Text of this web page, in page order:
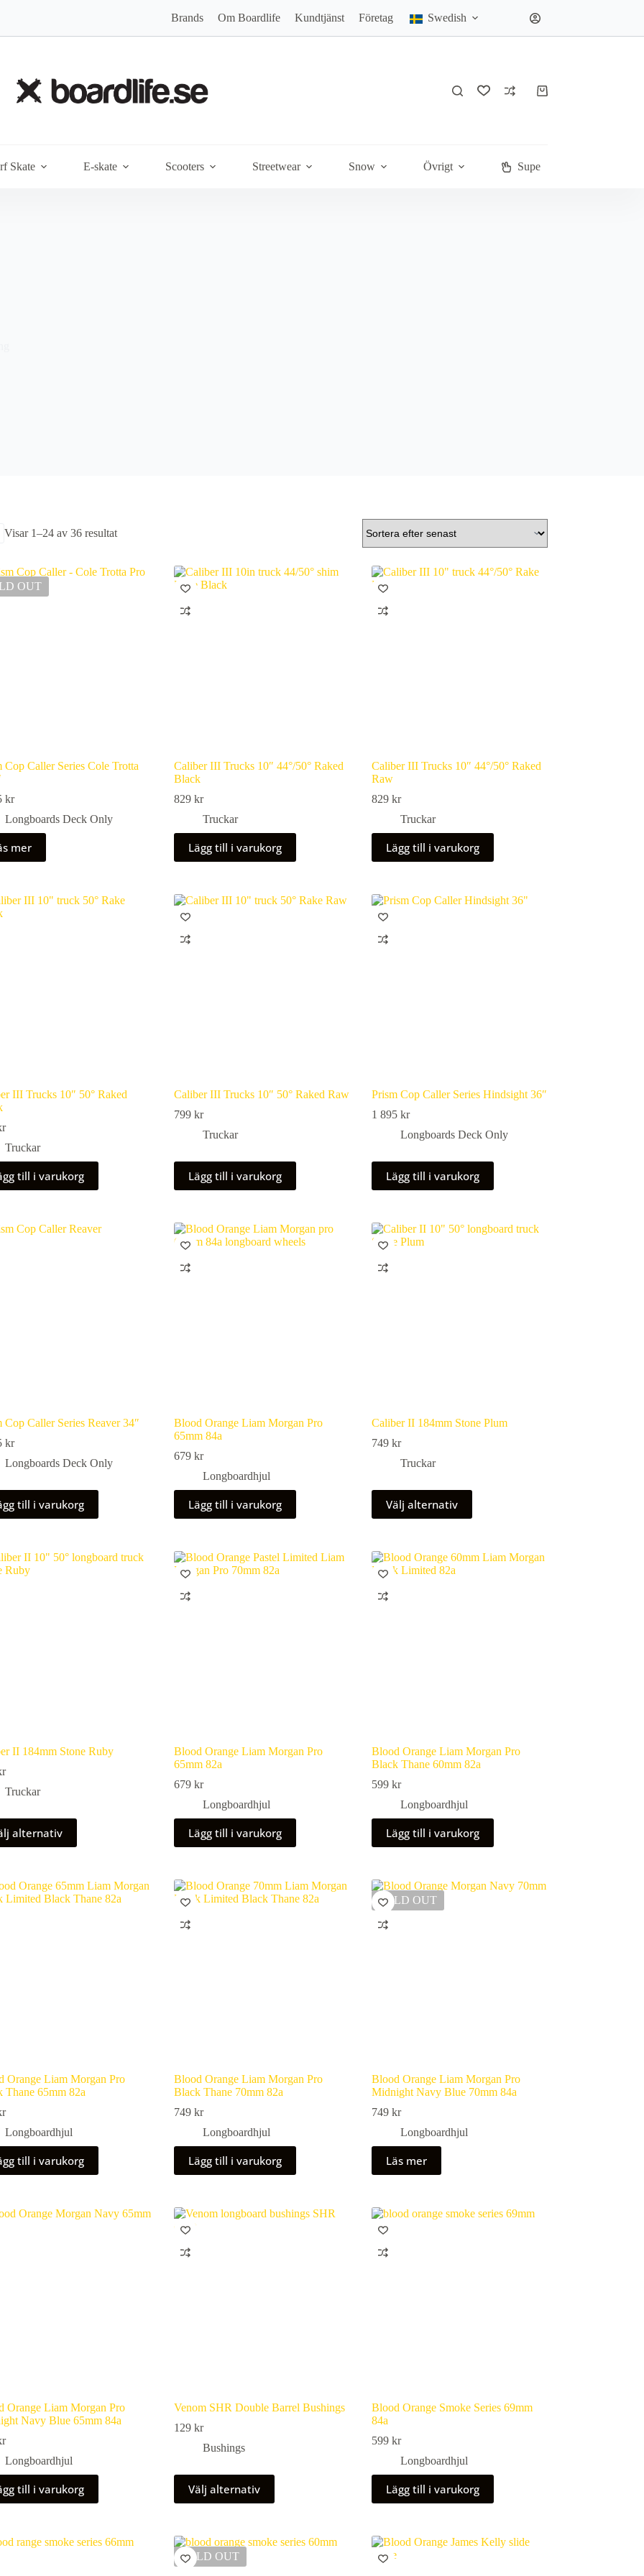
Brands Om Boardlife Kundtjänst Företag Swedish
Varukorg
Skate E-skate Scooters Streetwear Snow Övrigt Super Deals
Visar 1–24 av 36 resultatSortera
OUT
Cop Caller Series Cole Trotta
kr
Longboards Deck Only
mer
Caliber III Trucks 10″ 44°/50° Raked
Black
829 kr
Truckar
Lägg till i varukorg
Caliber III Trucks 10″ 44°/50° Raked
Raw
829 kr
Truckar
Lägg till i varukorg
III Trucks 10″ 50° Raked
Truckar
till i varukorg
Caliber III Trucks 10″ 50° Raked Raw
799 kr
Truckar
Lägg till i varukorg
Prism Cop Caller Series Hindsight 36″
1 895 kr
Longboards Deck Only
Lägg till i varukorg
Cop Caller Series Reaver 34″
kr
Longboards Deck Only
till i varukorg
Blood Orange Liam Morgan Pro
65mm 84a
679 kr
Longboardhjul
Lägg till i varukorg
Caliber II 184mm Stone Plum
749 kr
Truckar
Välj alternativ
Den
produkten
varianter.
De
alternativen
II 184mm Stone Ruby
Truckar
alternativ
Blood Orange Liam Morgan Pro
65mm 82a
679 kr
Longboardhjul
Lägg till i varukorg
Blood Orange Liam Morgan Pro
Black Thane 60mm 82a
599 kr
Longboardhjul
Lägg till i varukorg
Orange Liam Morgan Pro
Thane 65mm 82a
Longboardhjul
till i varukorg
Blood Orange Liam Morgan Pro
Black Thane 70mm 82a
749 kr
Longboardhjul
Lägg till i varukorg
SOLD OUT
Blood Orange Liam Morgan Pro
Midnight Navy Blue 70mm 84a
749 kr
Longboardhjul
Läs mer
Orange Liam Morgan Pro
Navy Blue 65mm 84a
Longboardhjul
till i varukorg
Venom SHR Double Barrel Bushings
129 kr
Bushings
Välj alternativ
Den
produkten
varianter.
De
olika
Blood Orange Smoke Series 69mm
84a
599 kr
Longboardhjul
Lägg till i varukorg
SOLD OUT